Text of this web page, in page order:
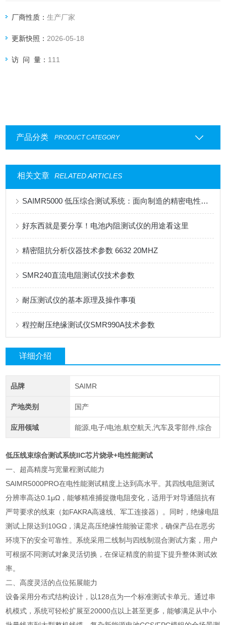
持二线与四线制混测，具备自学习生成元器件网络关系、IIC芯
厂商性质：生产厂家
更新快照： 2026-05-18
访 问 量： 111
产品分类 PRODUCT CATEGORY
相关文章 RELATED ARTICLES
SAIMR5000 低压综合测试系统：面向制造的精密电性能测试平台
好东西就是要分享！电池内阻测试仪的用途看这里
精密阻抗分析仪器技术参数 6632 20MHZ
SMR240直流电阻测试仪技术参数
耐压测试仪的基本原理及操作事项
程控耐压绝缘测试仪SMR990A技术参数
详细介绍
品牌 SAIMR
产地类别 国产
应用领域 能源,电子/电池,航空航天,汽车及零部件,综合
低压线束综合测试系统IIC芯片烧录+电性能测试
一、超高精度与宽量程测试能力
SAIMR5000PRO在电性能测试精度上达到高水平。其四线电阻测试
分辨率高达0.1μΩ，能够精准捕捉微电阻变化，适用于对导通阻抗有
严苛要求的线束（如FAKRA高速线、军工连接器）。同时，绝缘电阻
测试上限达到10GΩ，满足高压绝缘性能验证需求，确保产品在恶劣
环境下的安全可靠性。系统采用二线制与四线制混合测试方案，用户
可根据不同测试对象灵活切换，在保证精度的前提下提升整体测试效
率。
二、高度灵活的点位拓展能力
设备采用分布式结构设计，以128点为一个标准测试卡单元。通过串
机模式，系统可轻松扩展至20000点以上甚至更多，能够满足从中小